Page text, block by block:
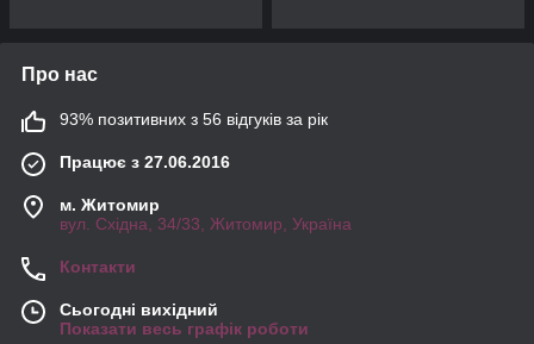
Про нас
93% позитивних з 56 відгуків за рік
Працює з 27.06.2016
м. Житомир
вул. Східна, 34/33, Житомир, Україна
Контакти
Сьогодні вихідний
Показати весь графік роботи